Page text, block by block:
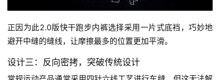
正因为此2.0版快干跑步内裤选择采用一片式底裆，巧妙地
避开中缝的缝线，让摩擦最多的位置更加平滑。
设计三：反向密拷，突破传统设计